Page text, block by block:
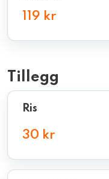
119 kr
Tillegg
Ris
30 kr